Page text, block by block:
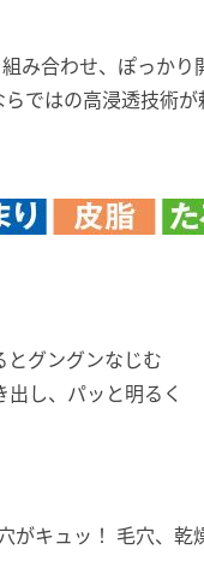
み合わせ、ぽっか
ではの高浸透技術が
とグングンなじむ
し、パッと明るく
がキュッ！ 毛穴、